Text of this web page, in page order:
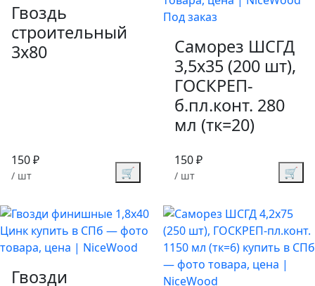
Гвоздь
строительный
3х80
150 ₽
/ шт 🛒
Под заказ
Саморез ШСГД
3,5х35 (200 шт),
ГОСКРЕП-
б.пл.конт. 280
мл (тк=20)
150 ₽
/ шт 🛒
Гвозди